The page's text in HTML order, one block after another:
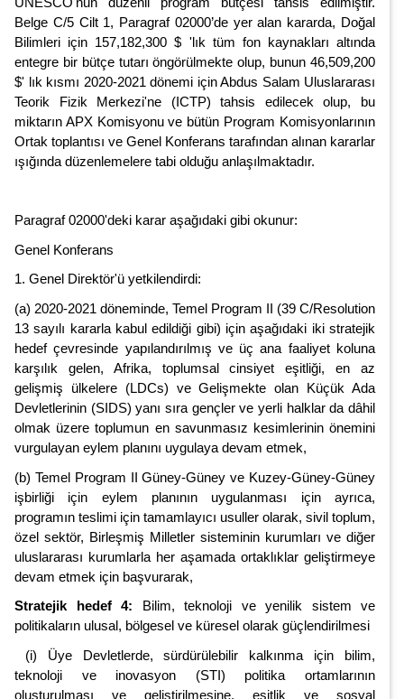
Belge C/5 Cilt 1, Paragraf 02000’de yer alan kararda, Doğal
Bilimleri için 157,182,300 $ 'lık tüm fon kaynakları altında
entegre bir bütçe tutarı öngörülmekte olup, bunun 46,509,200
$' lık kısmı 2020-2021 dönemi için Abdus Salam Uluslararası
Teorik Fizik Merkezi'ne (ICTP) tahsis edilecek olup, bu
miktarın APX Komisyonu ve bütün Program Komisyonlarının
Ortak toplantısı ve Genel Konferans tarafından alınan kararlar
ışığında düzenlemelere tabi olduğu anlaşılmaktadır.
Paragraf 02000'deki karar aşağıdaki gibi okunur:
Genel Konferans
1. Genel Direktör'ü yetkilendirdi:
(a) 2020-2021 döneminde, Temel Program II (39 C/Resolution
13 sayılı kararla kabul edildiği gibi) için aşağıdaki iki stratejik
hedef çevresinde yapılandırılmış ve üç ana faaliyet koluna
karşılık gelen, Afrika, toplumsal cinsiyet eşitliği, en az
gelişmiş ülkelere (LDCs) ve Gelişmekte olan Küçük Ada
Devletlerinin (SIDS) yanı sıra gençler ve yerli halklar da dâhil
olmak üzere toplumun en savunmasız kesimlerinin önemini
vurgulayan eylem planını uygulaya devam etmek,
(b) Temel Program II Güney-Güney ve Kuzey-Güney-Güney
işbirliği için eylem planının uygulanması için ayrıca,
programın teslimi için tamamlayıcı usuller olarak, sivil toplum,
özel sektör, Birleşmiş Milletler sisteminin kurumları ve diğer
uluslararası kurumlarla her aşamada ortaklıklar geliştirmeye
devam etmek için başvurarak,
Stratejik hedef 4: Bilim, teknoloji ve yenilik sistem ve
politikaların ulusal, bölgesel ve küresel olarak güçlendirilmesi
(i) Üye Devletlerde, sürdürülebilir kalkınma için bilim,
teknoloji ve inovasyon (STI) politika ortamlarının
oluşturulması ve geliştirilmesine, eşitlik ve sosyal